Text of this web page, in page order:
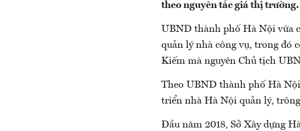
theo nguyên tắc giá thị trường.
UBND thành phố Hà Nội vừa
quản lý nhà công vụ, trong đó
Kiếm mà nguyên Chủ tịch
Theo UBND thành phố Hà
triển nhà Hà Nội quản lý,
Đầu năm 2018, Sở Xây dựng